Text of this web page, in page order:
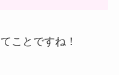
ことですね！